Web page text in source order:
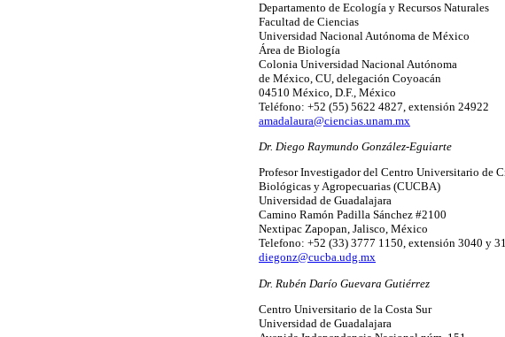
Departamento de Ecología y Recursos Naturales
Facultad de Ciencias
Universidad Nacional Autónoma de México
Área de Biología
Colonia Universidad Nacional Autónoma
de México, CU, delegación Coyoacán
04510 México, D.F., México
Teléfono: +52 (55) 5622 4827, extensión 24922
amadalaura@ciencias.unam.mx
Dr. Diego Raymundo González-Eguiarte
Profesor Investigador del Centro Universitario de
Biológicas y Agropecuarias (CUCBA)
Universidad de Guadalajara
Camino Ramón Padilla Sánchez #2100
Nextipac Zapopan, Jalisco, México
Telefono: +52 (33) 3777 1150, extensión 3040 y
diegonz@cucba.udg.mx
Dr. Rubén Darío Guevara Gutiérrez
Centro Universitario de la Costa Sur
Universidad de Guadalajara